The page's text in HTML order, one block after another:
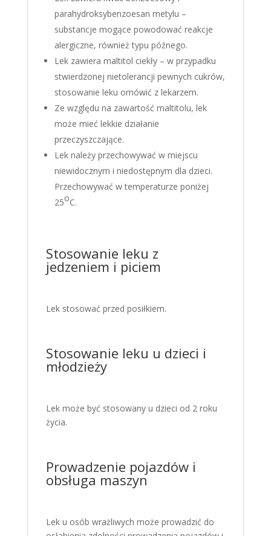
parahydroksybenzoesan metylu –
substancje mogące powodować reakcje
alergiczne, również typu późnego.
Lek zawiera maltitol ciekły – w przypadku
stwierdzonej nietolerancji pewnych cukrów,
stosowanie leku omówić z lekarzem.
Ze względu na zawartość maltitolu, lek
może mieć lekkie działanie
przeczyszczające.
Lek należy przechowywać w miejscu
niewidocznym i niedostępnym dla dzieci.
Przechowywać w temperaturze poniżej
25oC.
Stosowanie leku z
jedzeniem i piciem
Lek stosować przed posiłkiem.
Stosowanie leku u dzieci i
młodzieży
Lek może być stosowany u dzieci od 2 roku
życia.
Prowadzenie pojazdów i
obsługa maszyn
Lek u osób wrażliwych może prowadzić do